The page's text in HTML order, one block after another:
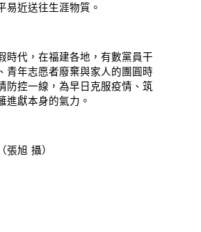
易近送往生涯物質。
代，在福建各地，有數黨員干
青年志愿者廢棄與家人的團圓時
防控一線，為早日克服疫情、筑
進獻本身的氣力。
旭 攝）